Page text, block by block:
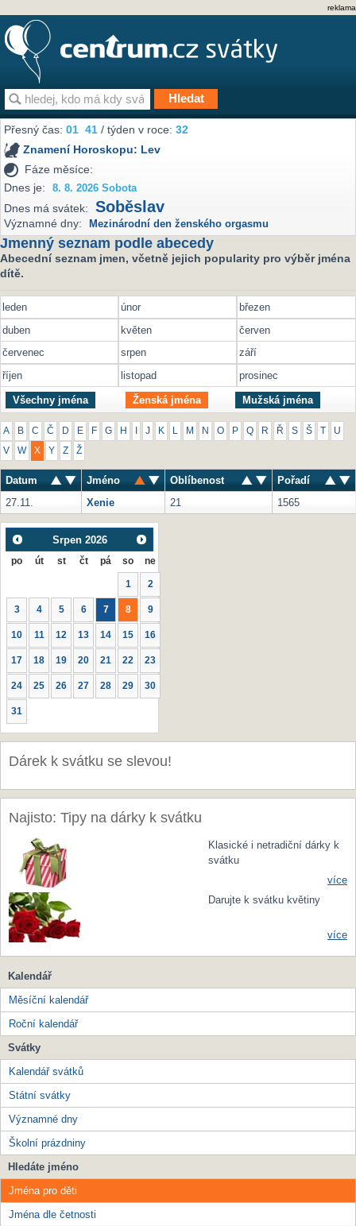
reklama
Přesný čas:01 41 / týden v roce:32
Znamení Horoskopu: Lev
Fáze měsíce:
Dnes je:
8. 8. 2026 Sobota
Dnes má svátek: Soběslav
Významné dny: Mezinárodní den ženského orgasmu
Jmenný seznam podle abecedy
Abecední seznam jmen, včetně jejich popularity pro výběr jména
dítě.
leden únor
březen
duben
květen
červen
červenec
srpen
září
říjen
listopad prosinec
Všechny jména Ženská jména Mužská jména
A B C Č D E F G H J K M N O P Q R Ř S Š U
V W X Y Z Ž
Datum Jméno Oblíbenost
Pořadí
27.11.
Xenie 21 1565
Srpen 2026
po út st čt pá so ne
1 2
3 4 5 6 7 8 9
10 11 12 13 14 15 16
17 18 19 20 21 22 23
24 25 26 27 28 29 30
31
Dárek k svátku se slevou!
Najisto: Tipy na dárky k svátku
Klasické i netradiční dárky k
svátku
více
Darujte k svátku květiny
více
Kalendář
Měsíční kalendář
Roční kalendář
Svátky
Kalendář svátků
Státní svátky
Významné dny
Školní prázdniny
Hledáte jméno
Jména pro děti
Jména dle četnosti